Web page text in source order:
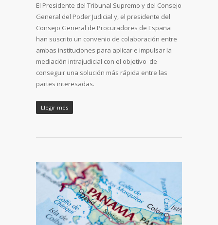
El Presidente del Tribunal Supremo y del Consejo
General del Poder Judicial y, el presidente del
Consejo General de Procuradores de España
han suscrito un convenio de colaboración entre
ambas instituciones para aplicar e impulsar la
mediación intrajudicial con el objetivo de
conseguir una solución más rápida entre las
partes interesadas.
Llegir més